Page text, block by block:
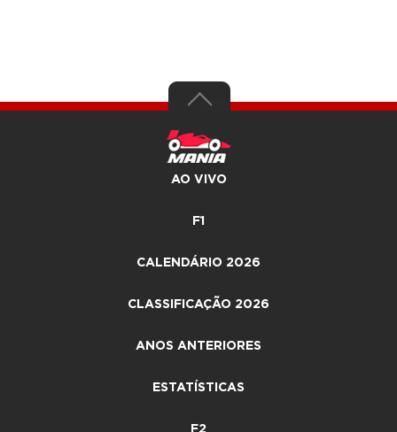
AO VIVO
F1
CALENDÁRIO 2026
CLASSIFICAÇÃO 2026
ANOS ANTERIORES
ESTATÍSTICAS
F2